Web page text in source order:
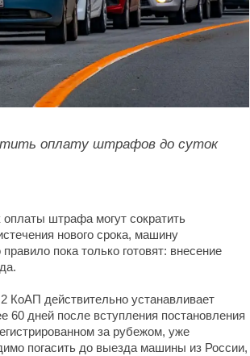
оплату штрафов до суток
штрафа могут сократить
нового срока, машину
пока только готовят: внесение
КоАП действительно устанавливает
дней после вступления постановления
за рубежом, уже
погасить до выезда машины из России,